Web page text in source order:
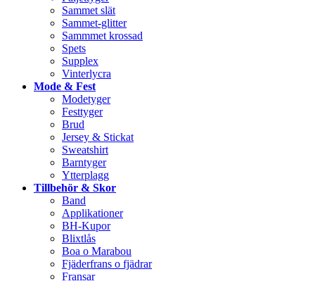
Sammet slät
Sammet-glitter
Sammmet krossad
Spets
Supplex
Vinterlycra
Mode & Fest
Modetyger
Festtyger
Brud
Jersey & Stickat
Sweatshirt
Barntyger
Ytterplagg
Tillbehör & Skor
Band
Applikationer
BH-Kupor
Blixtlås
Boa o Marabou
Fjäderfrans o fjädrar
Fransar